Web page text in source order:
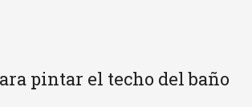
pintar el techo del baño